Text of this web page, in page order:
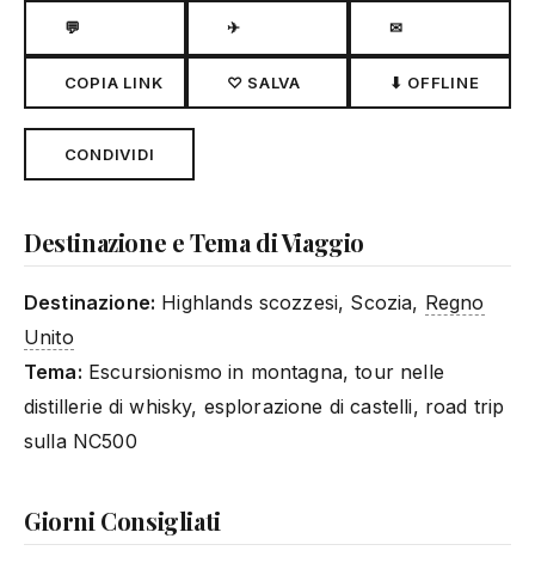
💬 ✈ ✉
COPIA LINK ♡ SALVA ⬇ OFFLINE
CONDIVIDI
Destinazione e Tema di Viaggio
Destinazione: Highlands scozzesi, Scozia, Regno
Unito
Tema: Escursionismo in montagna, tour nelle
distillerie di whisky, esplorazione di castelli, road trip
sulla NC500
Giorni Consigliati